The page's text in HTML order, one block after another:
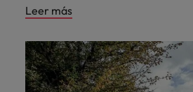
Leer más